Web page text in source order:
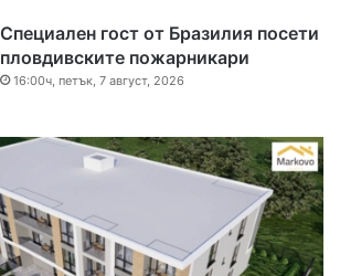
Специален гост от Бразилия посети
пловдивските пожарникари
16:00ч, петък, 7 август, 2026